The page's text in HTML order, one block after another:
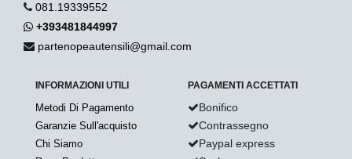
081.19339552
+393481844997
partenopeautensili@gmail.com
INFORMAZIONI UTILI
Metodi Di Pagamento
Garanzie Sull'acquisto
Chi Siamo
PAGAMENTI ACCETTATI
Bonifico
Contrassegno
Paypal express